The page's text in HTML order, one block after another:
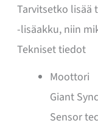
Tarvitsetko lisää
-lisäakku, niin
Tekniset tiedot
Moottori
Giant
Sensor